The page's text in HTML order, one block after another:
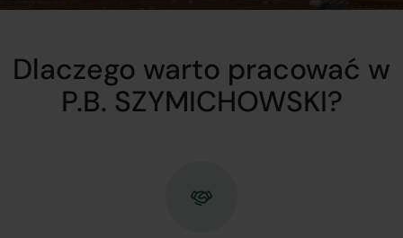
Dlaczego warto pracować w
P.B. SZYMICHOWSKI?